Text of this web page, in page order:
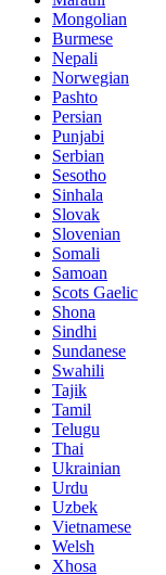
Mongolian
Burmese
Nepali
Norwegian
Pashto
Persian
Punjabi
Serbian
Sesotho
Sinhala
Slovak
Slovenian
Somali
Samoan
Scots Gaelic
Shona
Sindhi
Sundanese
Swahili
Tajik
Tamil
Telugu
Thai
Ukrainian
Urdu
Uzbek
Vietnamese
Welsh
Xhosa